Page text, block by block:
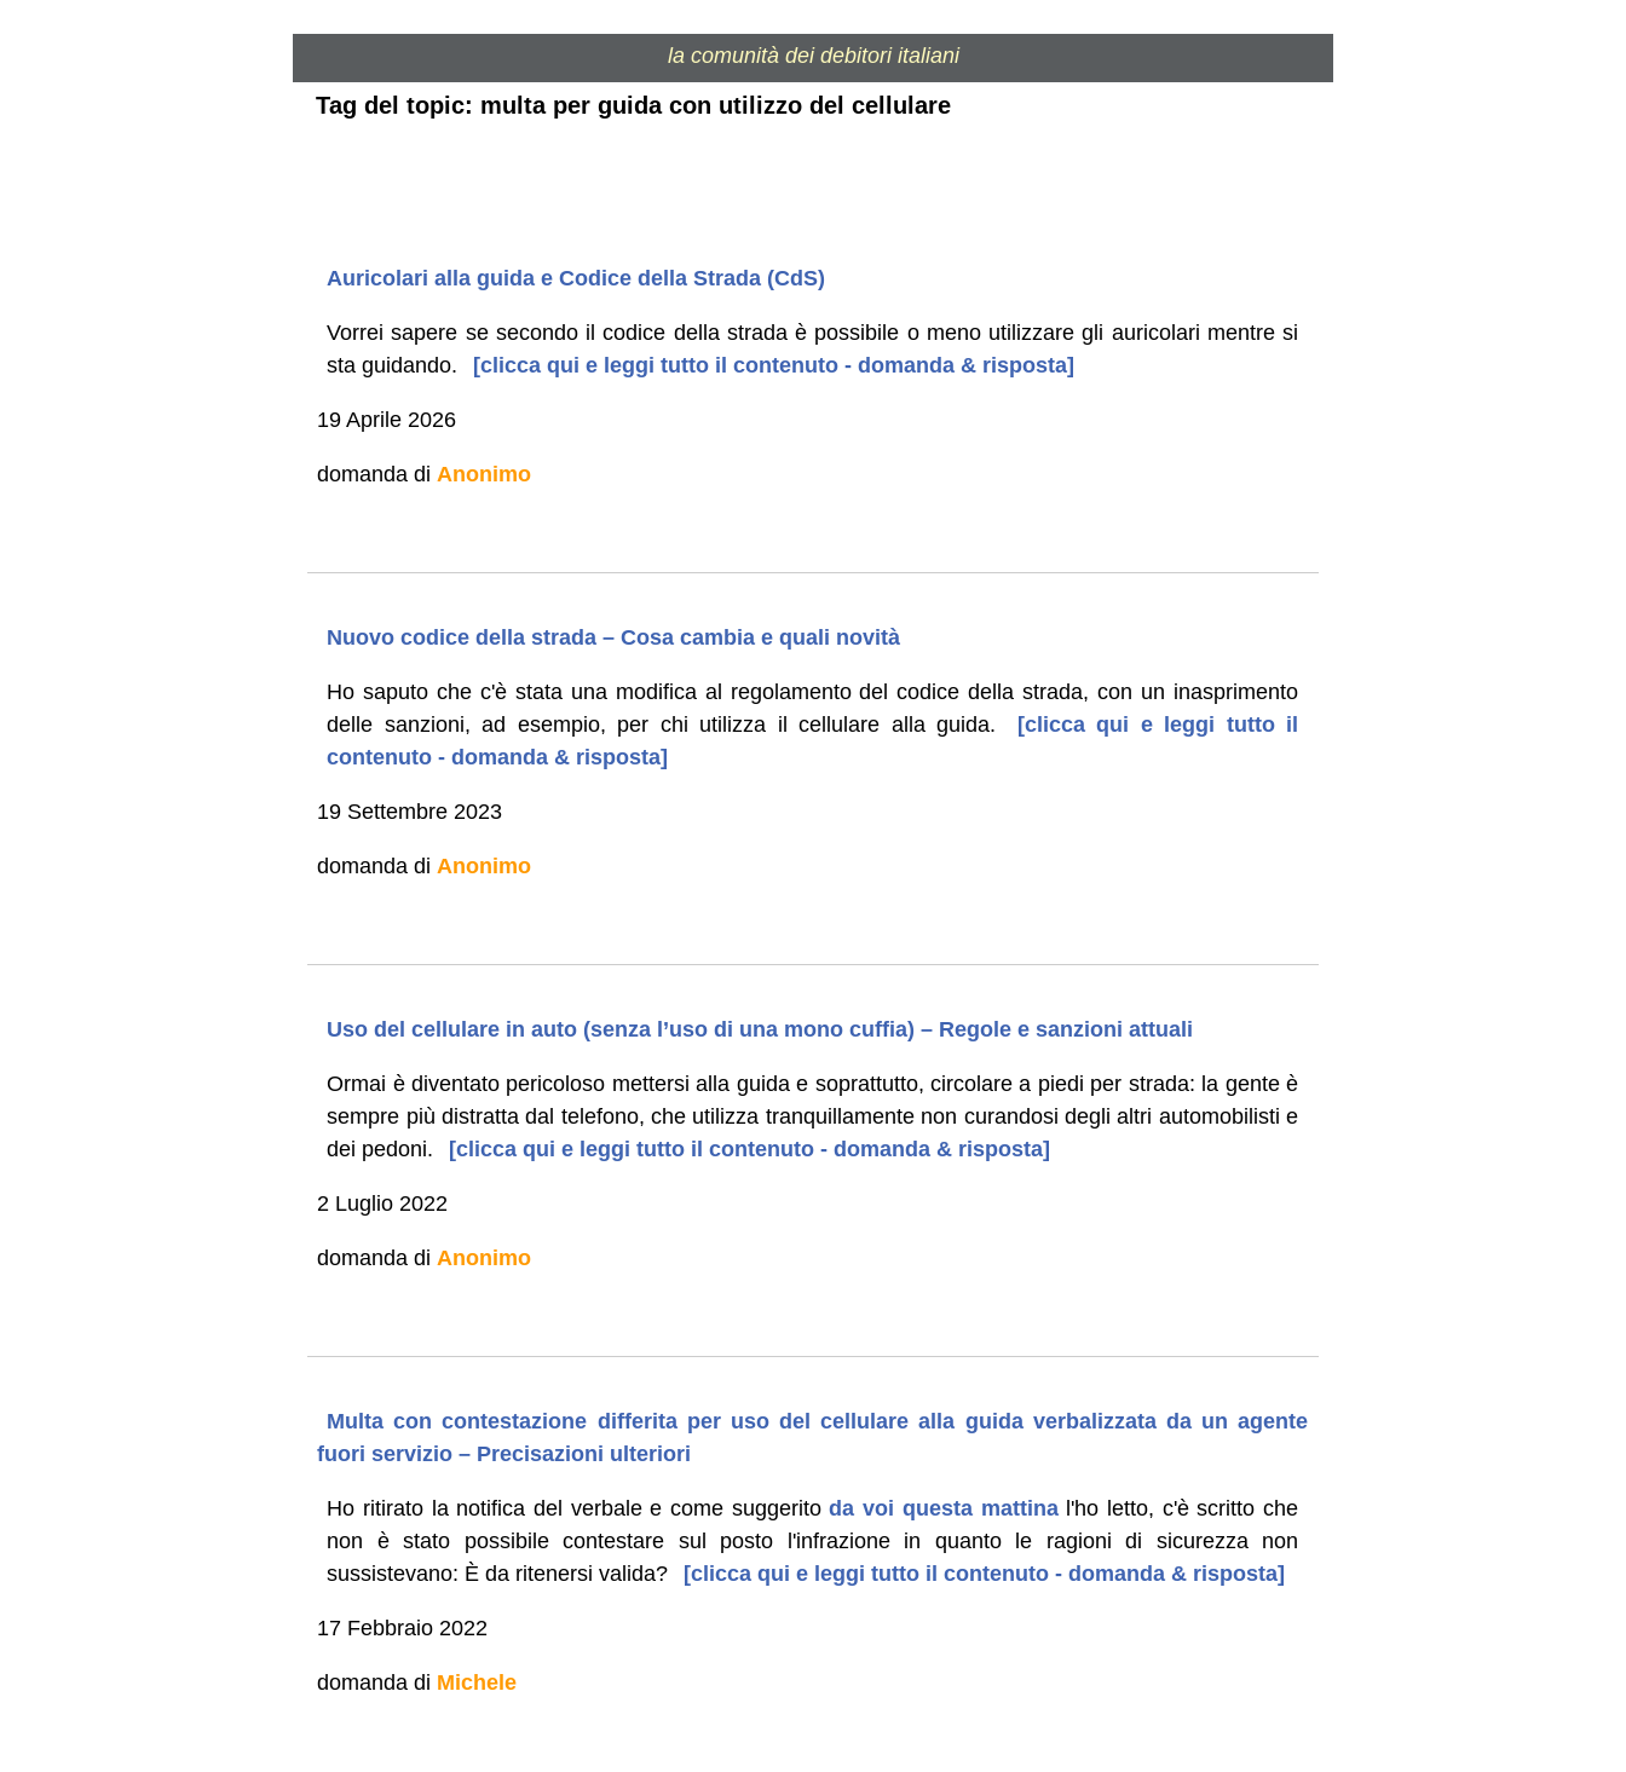
la comunità dei debitori italiani
Tag del topic: multa per guida con utilizzo del cellulare
Auricolari alla guida e Codice della Strada (CdS)
Vorrei sapere se secondo il codice della strada è possibile o meno utilizzare gli auricolari mentre si
sta guidando.
[clicca qui e leggi tutto il contenuto - domanda & risposta]
19 Aprile 2026
domanda di Anonimo
Nuovo codice della strada – Cosa cambia e quali novità
Ho saputo che c'è stata una modifica al regolamento del codice della strada, con un inasprimento
delle sanzioni, ad esempio, per chi utilizza il cellulare alla guida.
[clicca qui e leggi tutto il
contenuto - domanda & risposta]
19 Settembre 2023
domanda di Anonimo
Uso del cellulare in auto (senza l’uso di una mono cuffia) – Regole e sanzioni attuali
Ormai è diventato pericoloso mettersi alla guida e soprattutto, circolare a piedi per strada: la gente è
sempre più distratta dal telefono, che utilizza tranquillamente non curandosi degli altri automobilisti e
dei pedoni.
[clicca qui e leggi tutto il contenuto - domanda & risposta]
2 Luglio 2022
domanda di Anonimo
Multa con contestazione differita per uso del cellulare alla guida verbalizzata da un agente
fuori servizio – Precisazioni ulteriori
Ho ritirato la notifica del verbale e come suggeritoda voi questa mattinal'ho letto, c'è scritto che
non è stato possibile contestare sul posto l'infrazione in quanto le ragioni di sicurezza non
sussistevano: È da ritenersi valida?
[clicca qui e leggi tutto il contenuto - domanda & risposta]
17 Febbraio 2022
domanda di Michele